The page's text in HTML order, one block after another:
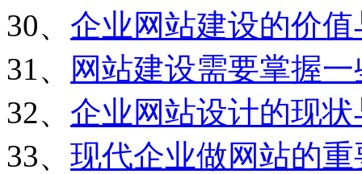
30、 企业网站建设的价
31、
网站建设需要掌握
32、 企业网站设计的现
33、 现代企业做网站的重